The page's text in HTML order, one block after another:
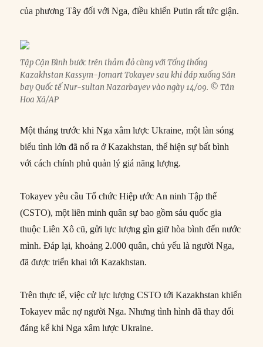
của phương Tây đối với Nga, điều khiến Putin rất tức giận.
Tập Cận Bình bước trên thảm đỏ cùng với Tổng thống
Kazakhstan Kassym-Jomart Tokayev sau khi đáp xuống Sân
bay Quốc tế Nur-sultan Nazarbayev vào ngày 14/09. © Tân
Hoa Xã/AP
Một tháng trước khi Nga xâm lược Ukraine, một làn sóng
biểu tình lớn đã nổ ra ở Kazakhstan, thể hiện sự bất bình
với cách chính phủ quản lý giá năng lượng.
Tokayev yêu cầu Tổ chức Hiệp ước An ninh Tập thể
(CSTO), một liên minh quân sự bao gồm sáu quốc gia
thuộc Liên Xô cũ, gửi lực lượng gìn giữ hòa bình đến nước
mình. Đáp lại, khoảng 2.000 quân, chủ yếu là người Nga,
đã được triển khai tới Kazakhstan.
Trên thực tế, việc cử lực lượng CSTO tới Kazakhstan khiến
Tokayev mắc nợ người Nga. Nhưng tình hình đã thay đổi
đáng kể khi Nga xâm lược Ukraine.